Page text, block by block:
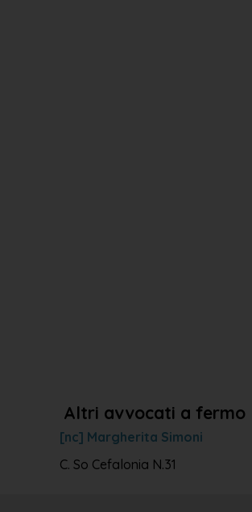
Altri avvocati a fermo
[nc] Margherita Simoni
C. So Cefalonia N.31